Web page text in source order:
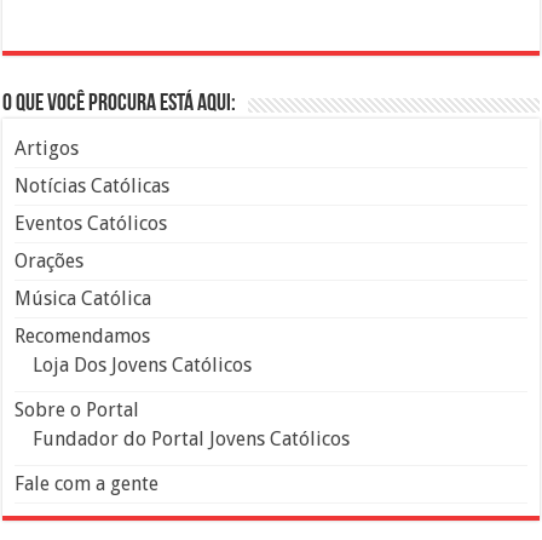
O que você procura está aqui:
Artigos
Notícias Católicas
Eventos Católicos
Orações
Música Católica
Recomendamos
Loja Dos Jovens Católicos
Sobre o Portal
Fundador do Portal Jovens Católicos
Fale com a gente